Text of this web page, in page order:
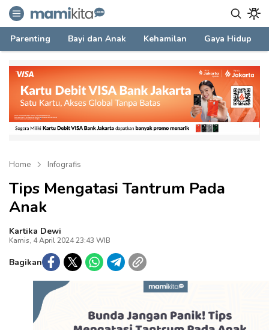
mamikita.com
Informasi Parenting untuk Mami Milenial
Parenting Bayi dan Anak Kehamilan Gaya Hidup
Home Infografis
Tips Mengatasi Tantrum Pada
Anak
Kartika Dewi
Kamis, 4 April 2024 23:43 WIB
Bagikan